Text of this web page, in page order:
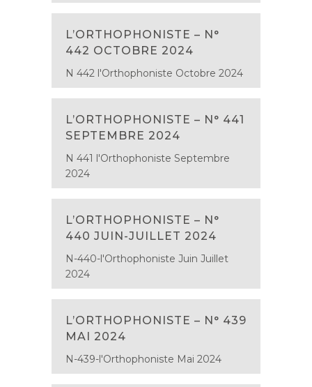
L’ORTHOPHONISTE – N°
442 OCTOBRE 2024
N 442 l'Orthophoniste Octobre 2024
L’ORTHOPHONISTE – N° 441
SEPTEMBRE 2024
N 441 l'Orthophoniste Septembre
2024
L’ORTHOPHONISTE – N°
440 JUIN-JUILLET 2024
N-440-l'Orthophoniste Juin Juillet
2024
L’ORTHOPHONISTE – N° 439
MAI 2024
N-439-l'Orthophoniste Mai 2024